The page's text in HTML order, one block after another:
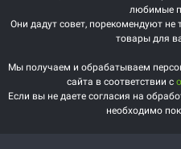
любимые
Они дадут совет, порекомендуют не
товары для
Мы получаем и обрабатываем
сайта в соответствии с
Если вы не даете согласия на
необходимо